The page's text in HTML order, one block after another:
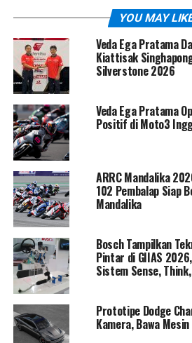
Desain Baru: Lebih
Lebih
FilosofiSugomi tetap menjadi roh
forward, tatapan headlamp LED
hingga shroud dan fender baru
seperti predator yang siap
diperkuat dengan footpeg ala
posisi berkendara lebih siap
Di atas kertas, tampilannya
ketika melihat langsung, Z1100
yang benar-benar berevolusi.
Mesin 1.099 cc:
Akselerasi Brutal
YOU MAY
Veda Ega Pratama
Kiattisak
Silverstone 2026
Veda Ega Pratama
Positif di Moto3
ARRC Mandalika
102 Pembalap Siap
Mandalika
Bosch Tampilkan
Pintar di GIIAS
Sistem Sense,
Prototipe Dodge
Kamera, Bawa